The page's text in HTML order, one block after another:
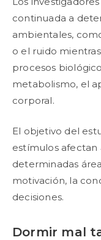
continuada a
ambientales,
o el ruido
procesos
metabolismo, el
corporal.
El objetivo del
estímulos
determinadas
motivación, la
decisiones.
Dormir mal